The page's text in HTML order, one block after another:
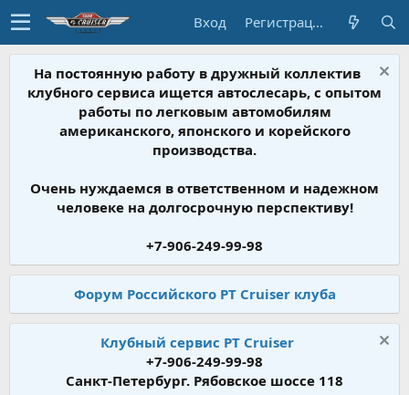
Вход Регистрация
На постоянную работу в дружный коллектив
клубного сервиса ищется автослесарь, с опытом
работы по легковым автомобилям
американского, японского и корейского
производства.
Очень нуждаемся в ответственном и надежном
человеке на долгосрочную перспективу!
+7-906-249-99-98
Форум Российского PT Cruiser клуба
Клубный сервис PT Cruiser
+7-906-249-99-98
Санкт-Петербург. Рябовское шоссе 118